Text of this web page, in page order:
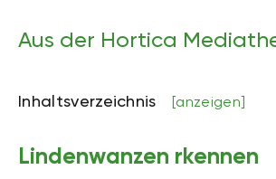
Aus der Hortica
Inhaltsverzeichnis [anzeigen]
Lindenwanzen rkennen